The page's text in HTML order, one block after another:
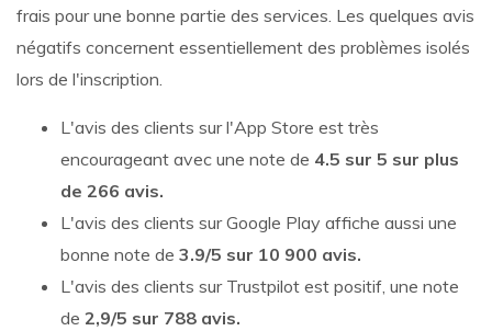
frais pour une bonne partie des services. Les quelques avis
négatifs concernent essentiellement des problèmes isolés
lors de l'inscription.
L'avis des clients sur l'App Store est très
encourageant avec une note de 4.5 sur 5 sur plus
de 266 avis.
L'avis des clients sur Google Play affiche aussi une
bonne note de 3.9/5 sur 10 900 avis.
L'avis des clients sur Trustpilot est positif, une note
de 2,9/5 sur 788 avis.